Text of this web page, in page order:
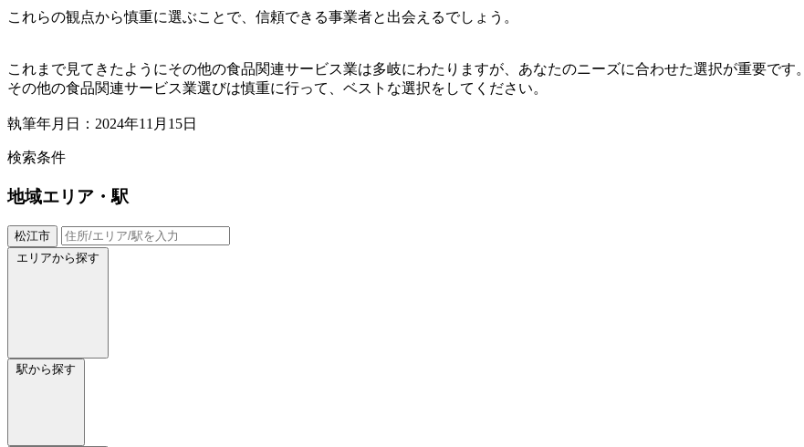
これらの観点から慎重に選ぶことで、信頼できる事業者と出会えるでしょう。
これまで見てきたようにその他の食品関連サービス業は多岐にわたりますが、あなたのニーズに合わせた選択が重要です。
その他の食品関連サービス業選びは慎重に行って、ベストな選択をしてください。
執筆年月日：2024年11月15日
検索条件
地域エリア・駅
松江市
エリアから探す
駅から探す